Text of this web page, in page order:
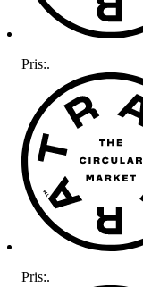
Pris:.
Pris:.